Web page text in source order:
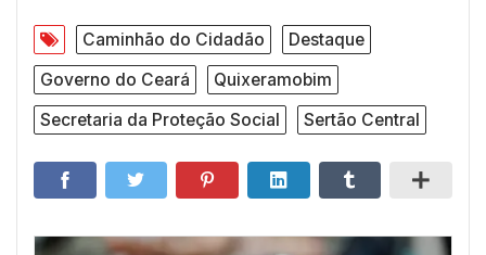
Caminhão do Cidadão
Destaque
Governo do Ceará
Quixeramobim
Secretaria da Proteção Social
Sertão Central